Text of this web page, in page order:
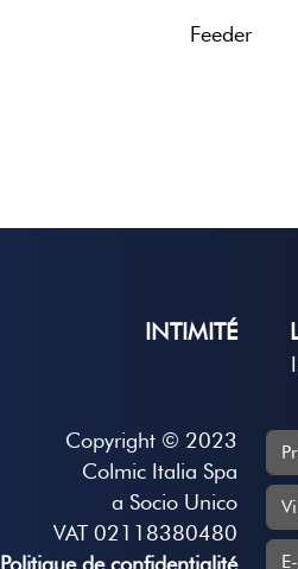
Feeder
INTIMITÉ
Copyright © 2023
Colmic Italia Spa
a Socio Unico
VAT 02118380480
Politique de confidentialité